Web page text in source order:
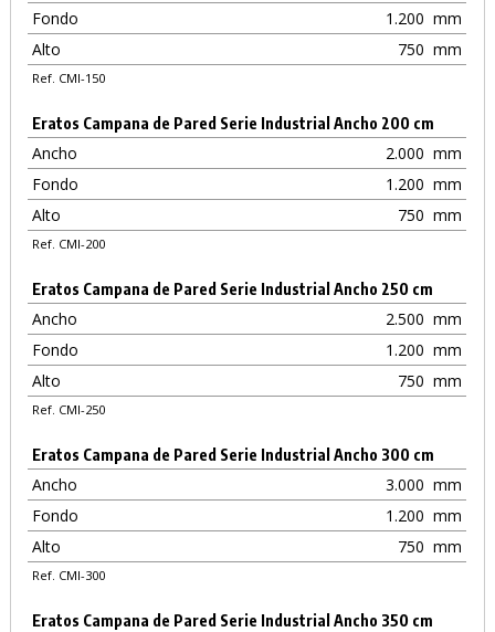
Fondo 1.200 mm
Alto
750 mm
Ref. CMI-150
Eratos Campana de Pared Serie Industrial Ancho 200 cm
Ancho 2.000 mm
Fondo
1.200 mm
Alto
750 mm
Ref. CMI-200
Eratos Campana de Pared Serie Industrial Ancho 250 cm
Ancho 2.500 mm
Fondo
1.200 mm
Alto
750 mm
Ref. CMI-250
Eratos Campana de Pared Serie Industrial Ancho 300 cm
Ancho 3.000 mm
Fondo
1.200 mm
Alto
750 mm
Ref. CMI-300
Eratos Campana de Pared Serie Industrial Ancho 350 cm